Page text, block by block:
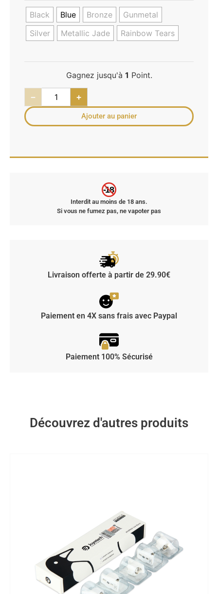
Black Blue Bronze
Gunmetal
Silver
Metallic Jade Rainbow Tears
Gagnez jusqu'à 1 Point.
− +
Ajouter au panier
-18
Interdit au moins de 18 ans.
Si vous ne fumez pas, ne vapoter pas
Livraison offerte à partir de 29.90€
Paiement en 4X sans frais avec Paypal
Paiement 100% Sécurisé
Découvrez d'autres produits